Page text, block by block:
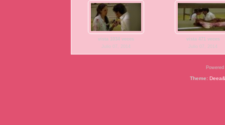
vista 1034 veces
Julio 07, 2014
vista 471 veces
Julio 07, 2014
Theme: